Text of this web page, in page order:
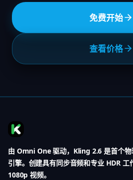
免费开始
查看价格
由 Omni One 驱动，Kling 2.6 是首个物
引擎。创建具有同步音频和专业 HDR 工
1080p 视频。